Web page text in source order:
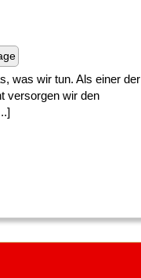
was wir tun. Als einer der
versorgen wir den